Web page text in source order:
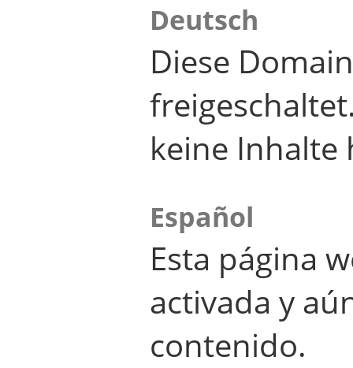
Deutsch
Diese
keine Inhalte
Español
Esta página
activada y
contenido.